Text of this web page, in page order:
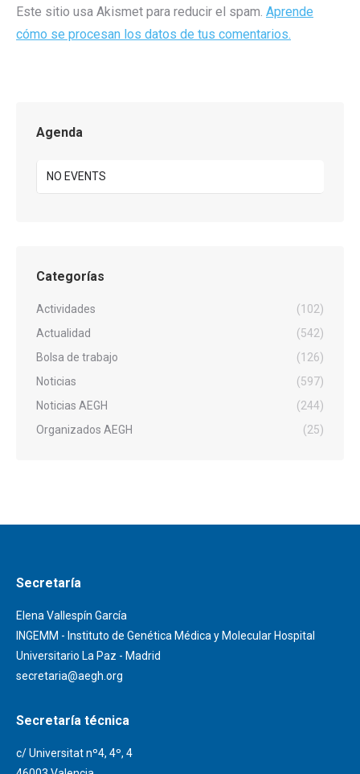
Este sitio usa Akismet para reducir el spam. Aprende
cómo se procesan los datos de tus comentarios.
Agenda
NO EVENTS
Categorías
Actividades
(102)
Actualidad
(542)
Bolsa de trabajo
(126)
Noticias
(597)
Noticias AEGH
(244)
Organizados AEGH
(25)
Secretaría
Elena Vallespín García
INGEMM - Instituto de Genética Médica y Molecular Hospital
Universitario La Paz - Madrid
secretaria@aegh.org
Secretaría técnica
c/ Universitat nº4, 4º, 4